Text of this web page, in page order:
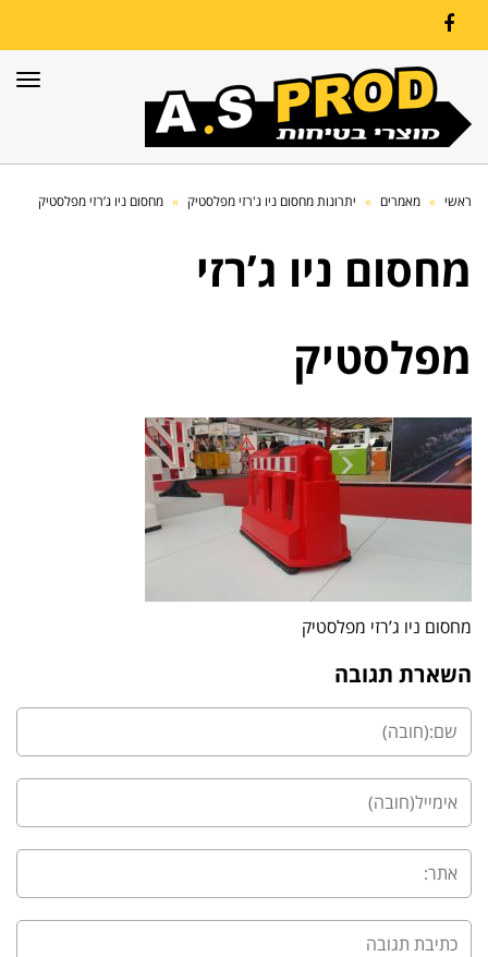
Facebook
ראשי » מאמרים » יתרונות מחסום ניו ג'רזי מפלסטיק » מחסום ניו ג’רזי מפלסטיק
מחסום ניו ג’רזי
מפלסטיק
מחסום ניו ג’רזי מפלסטיק
השארת תגובה